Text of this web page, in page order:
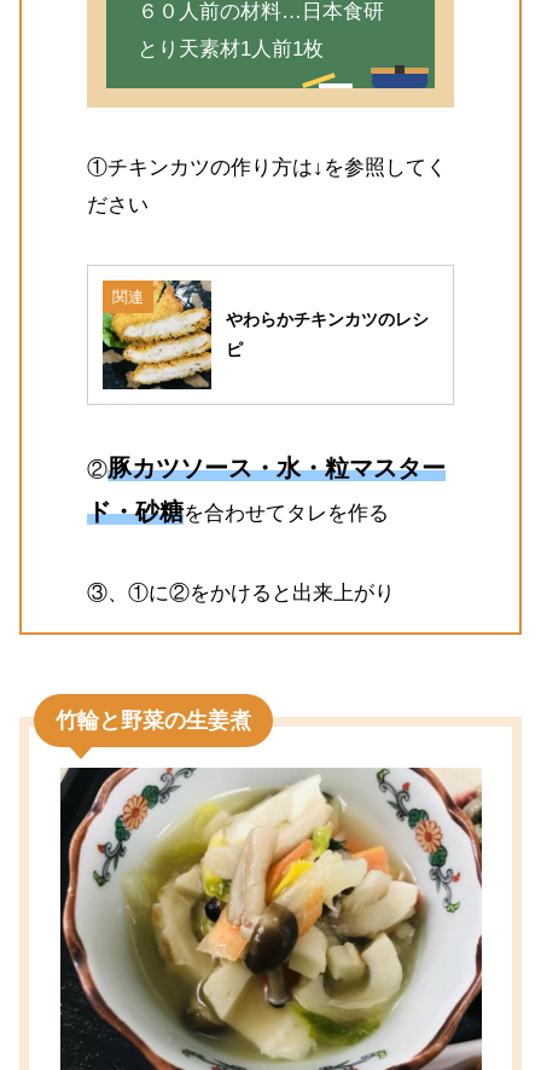
６０人前の材料…日本食研
とり天素材1人前1枚
①チキンカツの作り方は↓を参照してく
ださい
関連
やわらかチキンカツのレシ
ピ
②豚カツソース・水・粒マスター
ド・砂糖を合わせてタレを作る
③、①に②をかけると出来上がり
竹輪と野菜の生姜煮